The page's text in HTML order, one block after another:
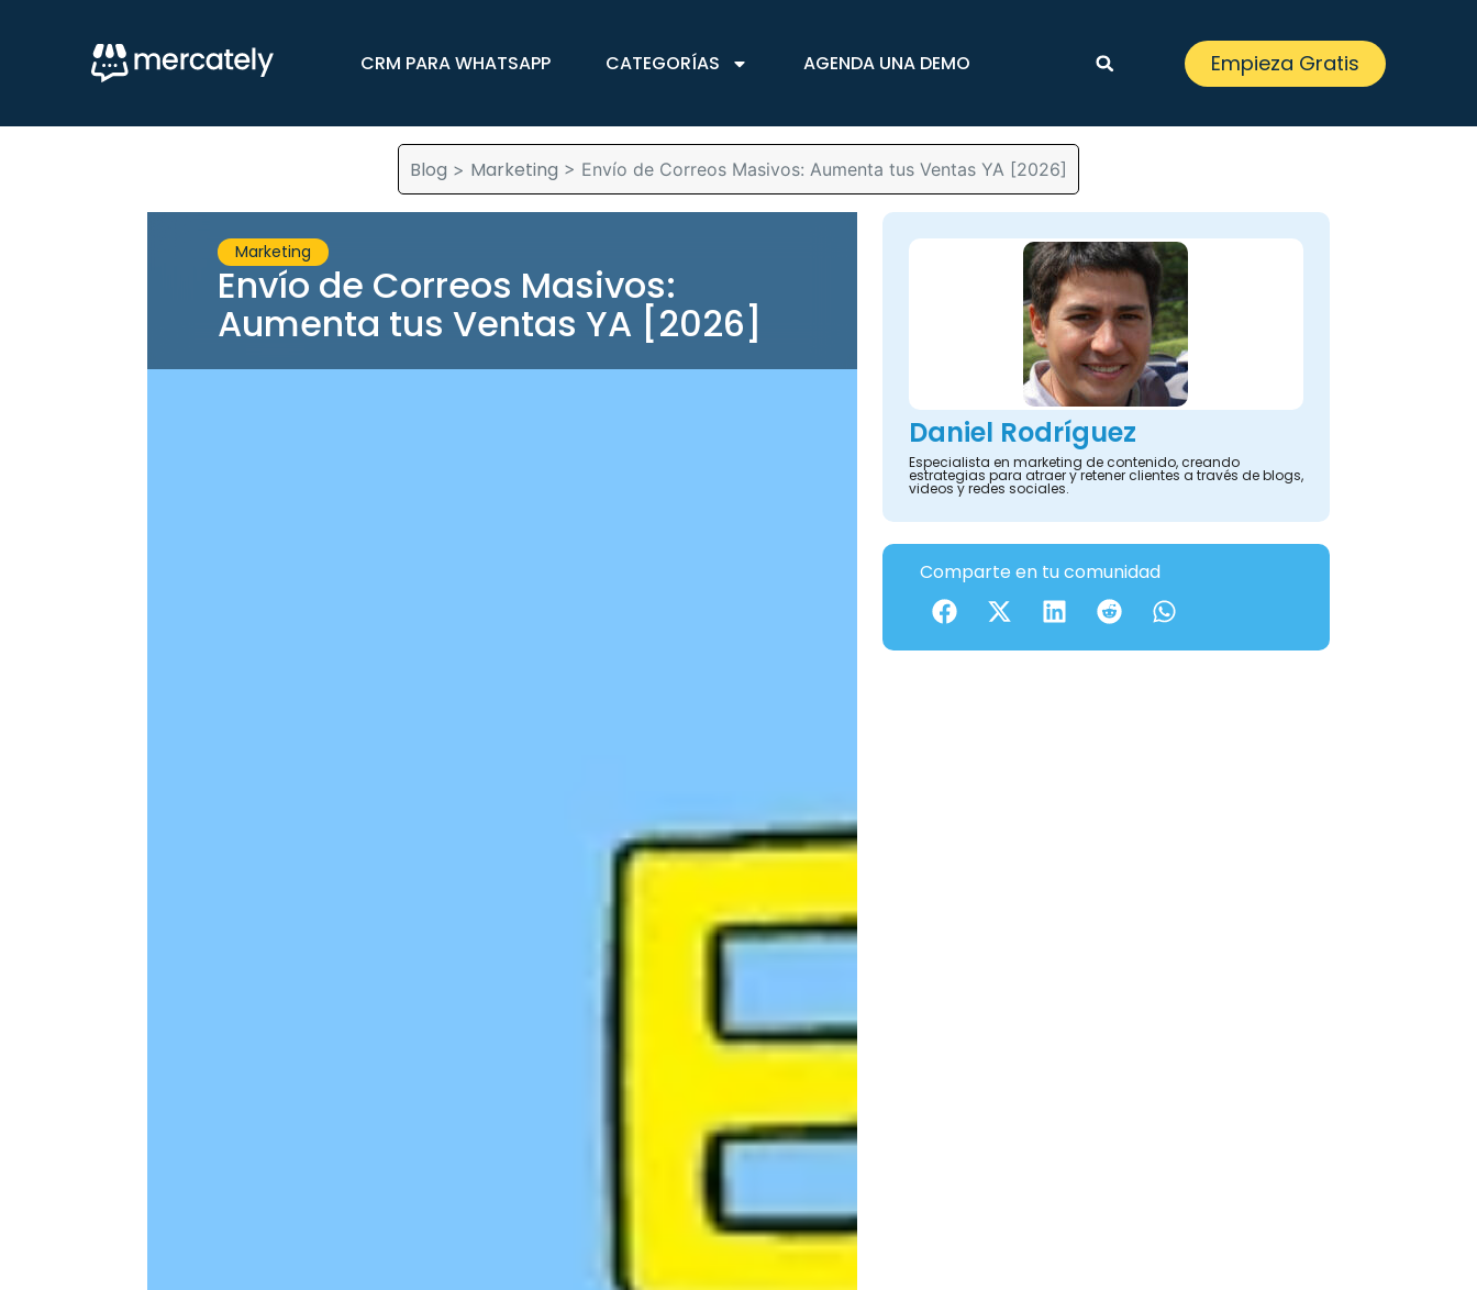
CRM PARA WHATSAPP CATEGORÍAS AGENDA UNA DEMO Empieza Gratis
Blog > Marketing > Envío de Correos Masivos: Aumenta tus Ventas YA [2026]
Marketing
Envío de Correos Masivos:
Aumenta tus Ventas YA [2026]
Daniel Rodríguez
Especialista en marketing de contenido, creando
estrategias para atraer y retener clientes a través de blogs,
videos y redes sociales.
Comparte en tu comunidad